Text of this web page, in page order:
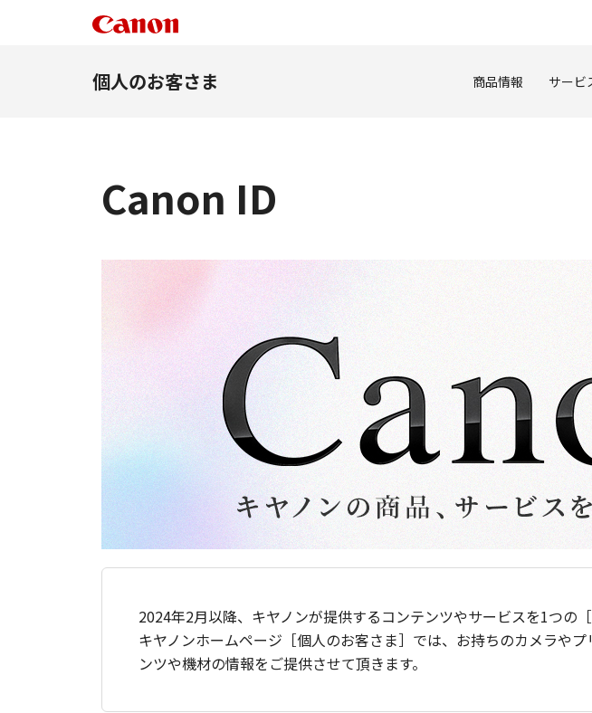
個人のお客さま 商品情報 サービ
Canon ID
2024年2月以降、キヤノンが提供するコンテンツやサービスを1つの
キヤノンホームページ［個人のお客さま］では、お持ちのカメラや
ンツや機材の情報をご提供させて頂きます。